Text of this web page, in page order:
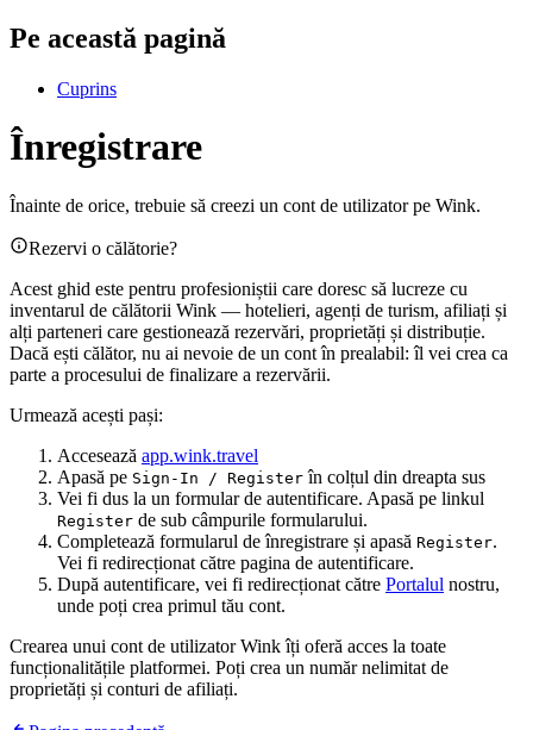
Pe această pagină
Cuprins
Înregistrare
Înainte de orice, trebuie să creezi un cont de utilizator pe Wink.
Rezervi o călătorie?
Acest ghid este pentru profesioniștii care doresc să lucreze cu
inventarul de călătorii Wink — hotelieri, agenți de turism, afiliați și
alți parteneri care gestionează rezervări, proprietăți și distribuție.
Dacă ești călător, nu ai nevoie de un cont în prealabil: îl vei crea ca
parte a procesului de finalizare a rezervării.
Urmează acești pași:
Accesează app.wink.travel
Apasă pe Sign-In / Register în colțul din dreapta sus
Vei fi dus la un formular de autentificare. Apasă pe linkul
Register de sub câmpurile formularului.
Completează formularul de înregistrare și apasă Register.
Vei fi redirecționat către pagina de autentificare.
După autentificare, vei fi redirecționat către Portalul nostru,
unde poți crea primul tău cont.
Crearea unui cont de utilizator Wink îți oferă acces la toate
funcționalitățile platformei. Poți crea un număr nelimitat de
proprietăți și conturi de afiliați.